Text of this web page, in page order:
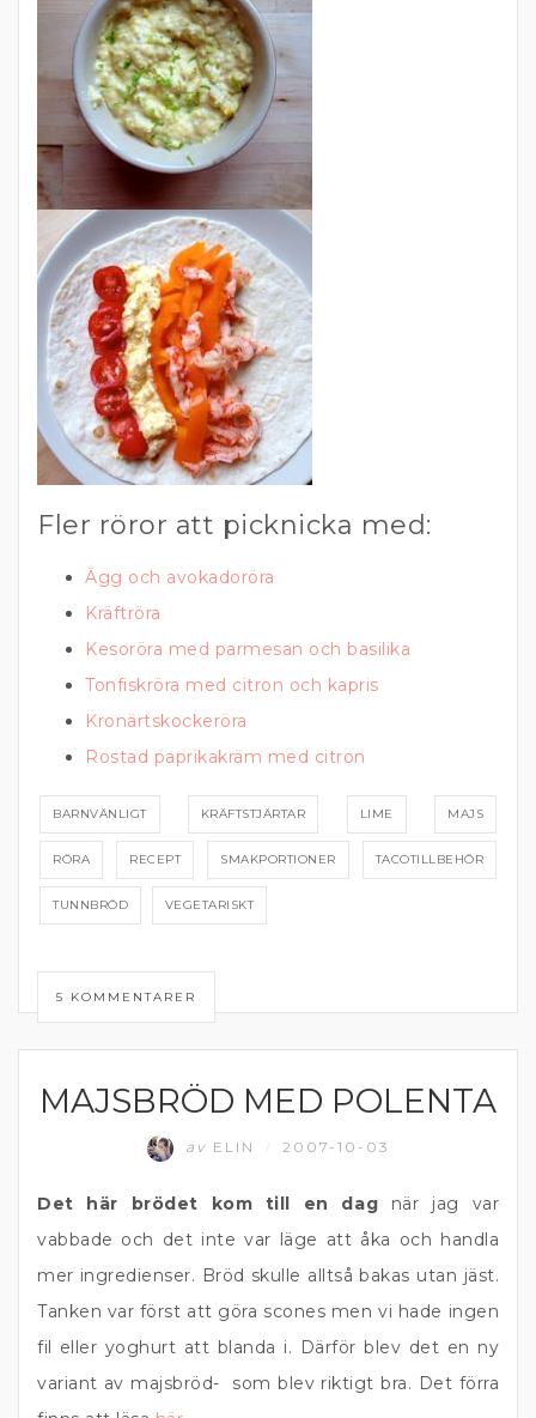
Fler röror att picknicka med:
Ägg och avokadoröra
Kräftröra
Kesoröra med parmesan och basilika
Tonfiskröra med citron och kapris
Kronärtskockeröra
Rostad paprikakräm med citron
BARNVÄNLIGT KRÄFTSTJÄRTAR LIME MAJS
RÖRA RECEPT SMAKPORTIONER TACOTILLBEHÖR
TUNNBRÖD VEGETARISKT
5 KOMMENTARER
BRÖD
MAJSBRÖD MED POLENTA
av ELIN 2007-10-03
Det här brödet kom till en dag när jag var
vabbade och det inte var läge att åka och handla
mer ingredienser. Bröd skulle alltså bakas utan jäst.
Tanken var först att göra scones men vi hade ingen
fil eller yoghurt att blanda i. Därför blev det en ny
variant av majsbröd- som blev riktigt bra. Det förra